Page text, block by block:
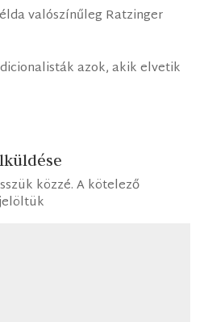
valószínűleg Ratzinger
azok, akik elvetik
közzé. A kötelező